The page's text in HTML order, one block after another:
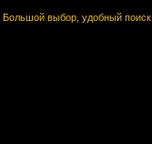
Большой выбор, удобный поиск.